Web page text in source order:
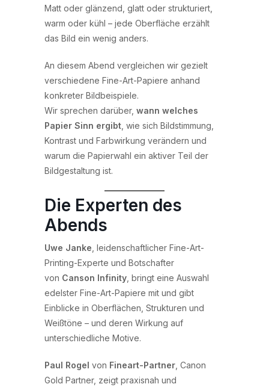
Matt oder glänzend, glatt oder strukturiert,
warm oder kühl – jede Oberfläche erzählt
das Bild ein wenig anders.
An diesem Abend vergleichen wir gezielt
verschiedene Fine-Art-Papiere anhand
konkreter Bildbeispiele.
Wir sprechen darüber, wann welches
Papier Sinn ergibt , wie sich Bildstimmung,
Kontrast und Farbwirkung verändern und
warum die Papierwahl ein aktiver Teil der
Bildgestaltung ist.
Die Experten des
Abends
Uwe Janke , leidenschaftlicher Fine-Art-
Printing-Experte und Botschafter
von Canson Infinity , bringt eine Auswahl
edelster Fine-Art-Papiere mit und gibt
Einblicke in Oberflächen, Strukturen und
Weißtöne – und deren Wirkung auf
unterschiedliche Motive.
Paul Rogel von Fineart-Partner , Canon
Gold Partner, zeigt praxisnah und